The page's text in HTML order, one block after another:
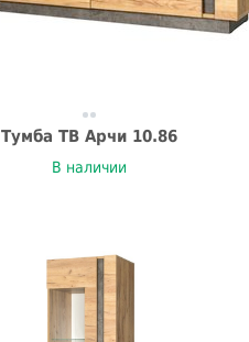
Тумба ТВ Арчи 10.86
В наличии